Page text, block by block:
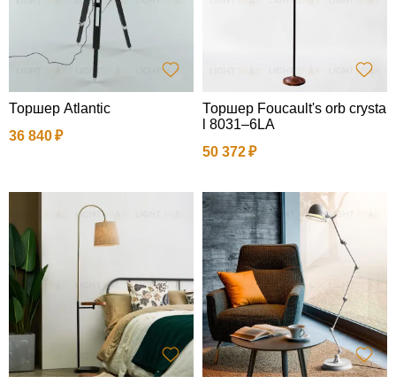
Торшер Atlantic
36 840
Торшер Foucault's orb crysta
l 8031–6LA
50 372